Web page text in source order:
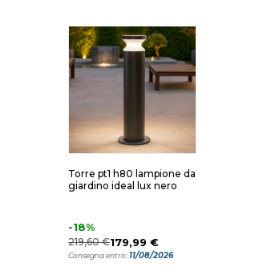
Torre pt1 h80 lampione da
giardino ideal lux nero
-18%
219,60 €179,99 €
Consegna entro:11/08/2026